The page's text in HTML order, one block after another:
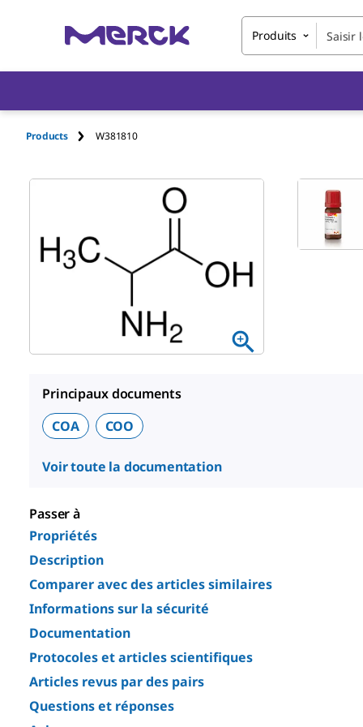
Produits
Products W381810
Principaux documents
COA
COO
Voir toute la documentation
Passer à
Propriétés
Description
Comparer avec des articles similaires
Informations sur la sécurité
Documentation
Protocoles et articles scientifiques
Articles revus par des pairs
Questions et réponses